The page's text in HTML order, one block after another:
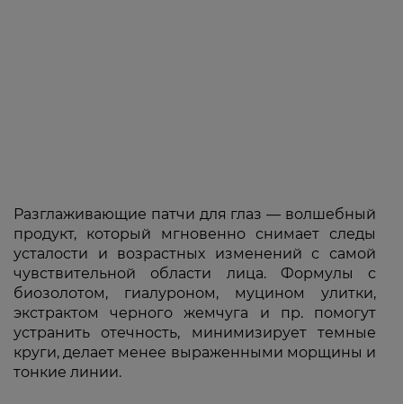
Разглаживающие патчи для глаз — волшебный
продукт, который мгновенно снимает следы
усталости и возрастных изменений с самой
чувствительной области лица. Формулы с
биозолотом, гиалуроном, муцином улитки,
экстрактом черного жемчуга и пр. помогут
устранить отечность, минимизирует темные
круги, делает менее выраженными морщины и
тонкие линии.